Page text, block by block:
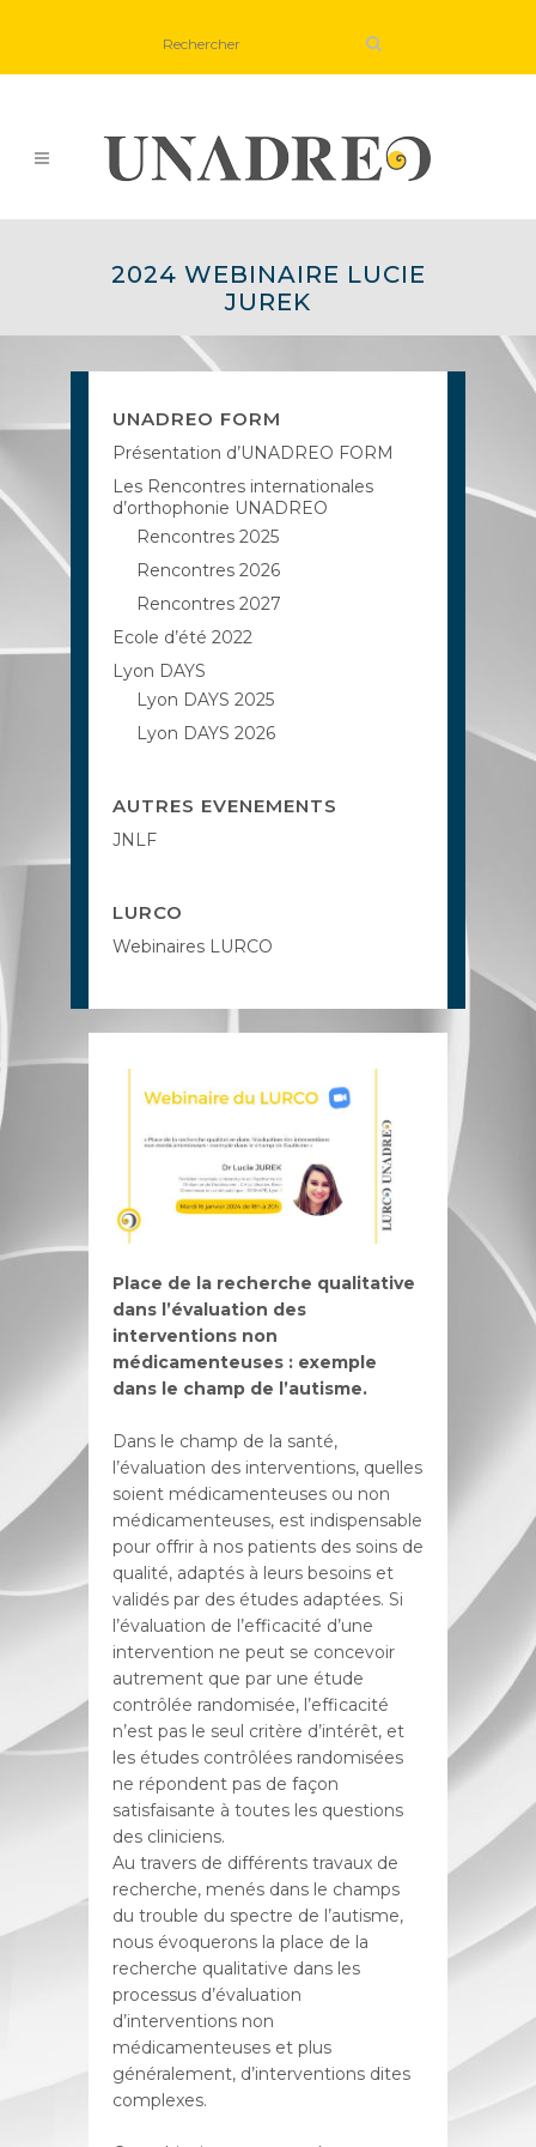
2024 WEBINAIRE LUCIE
JUREK
UNADREO FORM
Présentation d’UNADREO FORM
Les Rencontres internationales
d’orthophonie UNADREO
Rencontres 2025
Rencontres 2026
Rencontres 2027
Ecole d’été 2022
Lyon DAYS
Lyon DAYS 2025
Lyon DAYS 2026
AUTRES EVENEMENTS
JNLF
LURCO
Webinaires LURCO
Place de la recherche qualitative
dans l’évaluation des
interventions non
médicamenteuses : exemple
dans le champ de l’autisme.
Dans le champ de la santé,
l’évaluation des interventions, quelles
soient médicamenteuses ou non
médicamenteuses, est indispensable
pour offrir à nos patients des soins de
qualité, adaptés à leurs besoins et
validés par des études adaptées. Si
l’évaluation de l’efficacité d’une
intervention ne peut se concevoir
autrement que par une étude
contrôlée randomisée, l’efficacité
n’est pas le seul critère d’intérêt, et
les études contrôlées randomisées
ne répondent pas de façon
satisfaisante à toutes les questions
des cliniciens.
Au travers de différents travaux de
recherche, menés dans le champs
du trouble du spectre de l’autisme,
nous évoquerons la place de la
recherche qualitative dans les
processus d’évaluation
d’interventions non
médicamenteuses et plus
généralement, d’interventions dites
complexes.